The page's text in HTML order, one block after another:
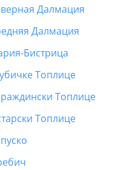
Далмация
Далмация
Бистрица
Топлице
Топлице
Топлице